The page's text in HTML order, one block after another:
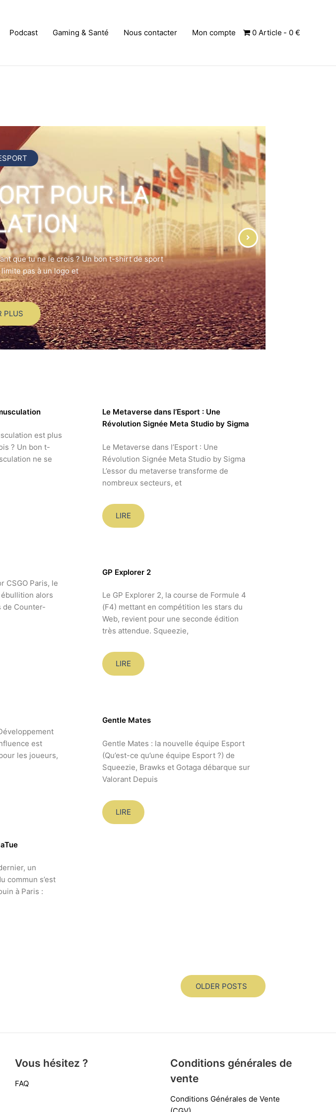
Podcast Gaming & Santé Nous contacter Mon compte 0 Article 0 €
POUR LA
que tu ne le crois ? Un bon t-shirt de sport
pas à un logo et
est plus
? Un bon t-
ne se
Le Metaverse dans l’Esport : Une
Révolution Signée Meta Studio by Sigma
Le Metaverse dans l’Esport : Une
Révolution Signée Meta Studio by Sigma
L’essor du metaverse transforme de
nombreux secteurs, et
LIRE
CSGO Paris, le
alors
de Counter-
GP Explorer 2
Le GP Explorer 2, la course de Formule 4
(F4) mettant en compétition les stars du
Web, revient pour une seconde édition
très attendue. Squeezie,
LIRE
est
les joueurs,
Gentle Mates
Gentle Mates : la nouvelle équipe Esport
(Qu’est-ce qu’une équipe Esport ?) de
Squeezie, Brawks et Gotaga débarque sur
Valorant Depuis
LIRE
un
commun s’est
à Paris :
OLDER POSTS
Vous hésitez ?
FAQ
Conditions générales de
vente
Conditions Générales de Vente